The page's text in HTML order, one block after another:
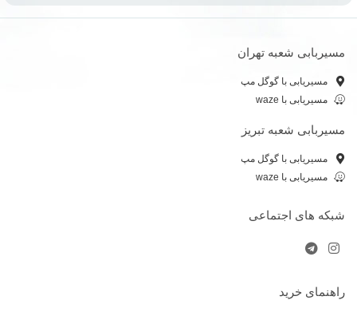
مسیربابی شعبه تهران
مسیریابی با گوگل مپ
مسیریابی با waze
مسیربابی شعبه تبریز
مسیریابی با گوگل مپ
مسیریابی با waze
شبکه های اجتماعی
راهنمای خرید